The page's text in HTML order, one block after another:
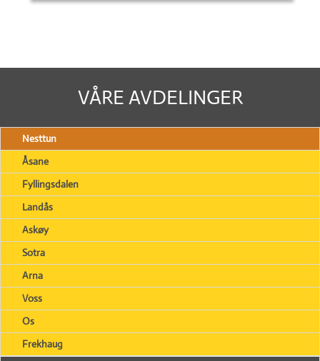
VÅRE AVDELINGER
Nesttun
Åsane
Fyllingsdalen
Landås
Askøy
Sotra
Arna
Voss
Os
Frekhaug